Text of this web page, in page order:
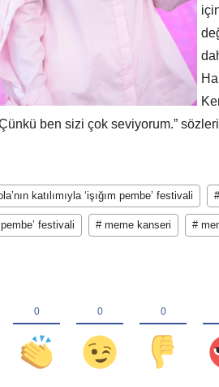
Çünkü ben sizi çok seviyorum.”
katılımıyla ‘işığım pembe’ festivali
pembe’ festivali # meme kanseri #